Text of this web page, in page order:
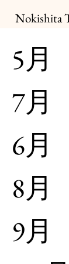
Nokishita
5月
7月
6月
8月
9月